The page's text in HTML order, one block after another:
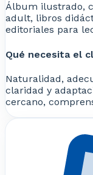
Álbum ilustrado,
adult, libros
editoriales para
Qué necesita el
Naturalidad,
claridad y
cercano,